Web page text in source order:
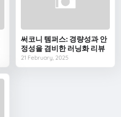
써코니 템퍼스: 경량성과 안
정성을 겸비한 러닝화 리뷰
21 February, 2025